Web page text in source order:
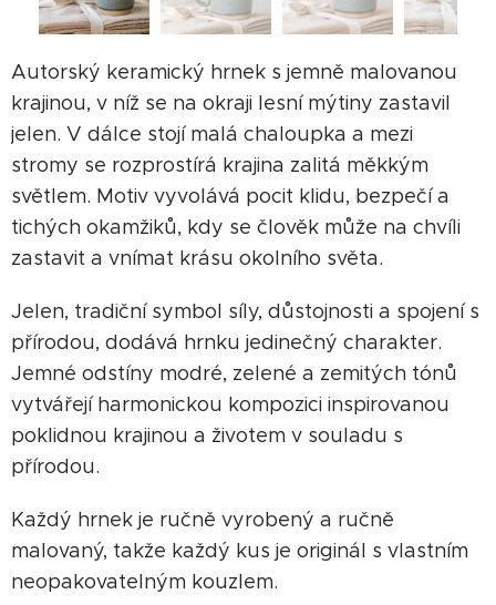
Autorský keramický hrnek s jemně malovanou
krajinou, v níž se na okraji lesní mýtiny zastavil
jelen. V dálce stojí malá chaloupka a mezi
stromy se rozprostírá krajina zalitá měkkým
světlem. Motiv vyvolává pocit klidu, bezpečí a
tichých okamžiků, kdy se člověk může na chvíli
zastavit a vnímat krásu okolního světa.
Jelen, tradiční symbol síly, důstojnosti a spojení s
přírodou, dodává hrnku jedinečný charakter.
Jemné odstíny modré, zelené a zemitých tónů
vytvářejí harmonickou kompozici inspirovanou
poklidnou krajinou a životem v souladu s
přírodou.
Každý hrnek je ručně vyrobený a ručně
malovaný, takže každý kus je originál s vlastním
neopakovatelným kouzlem.